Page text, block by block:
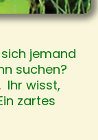
jemand
suchen?
Ihr wisst,
zartes